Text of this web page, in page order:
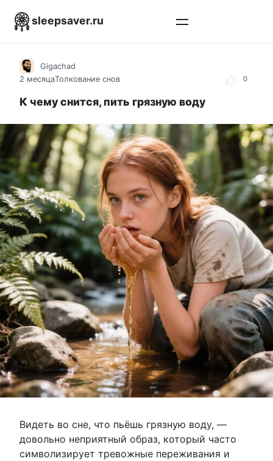
sleepsaver.ru
0
Gigachad
2 месяцаТолкование снов
К чему снится, пить грязную воду
Видеть во сне, что пьёшь грязную воду, —
довольно неприятный образ, который часто
символизирует тревожные переживания и